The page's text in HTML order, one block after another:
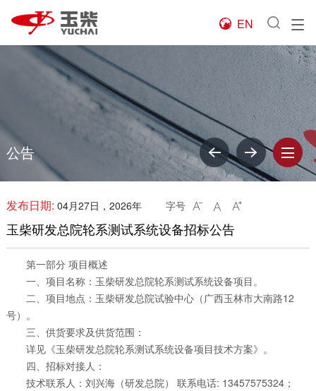

EN
公告
发布日期: 04月27日，2026年 字号   
玉柴研发总院轮系测试系统设备招标公告
第一部分 项目概述
一、项目名称：玉柴研发总院轮系测试系统设备项目。
二、项目地点：玉柴研发总院试验中心（广西玉林市大南路12
号）。
三、供货要求及供货范围：
详见《玉柴研发总院轮系测试系统设备项目技术方案》。
四、招标对接人：
技术联系人：刘兴海（研发总院） 联系电话: 13457575324；